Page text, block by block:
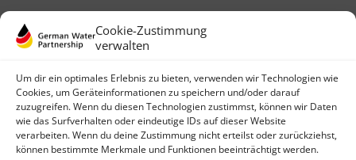
Cookie-Zustimmung
verwalten
Um dir ein optimales Erlebnis zu bieten, verwenden wir Technologien wie
Cookies, um Geräteinformationen zu speichern und/oder darauf
zuzugreifen. Wenn du diesen Technologien zustimmst, können wir Daten
wie das Surfverhalten oder eindeutige IDs auf dieser Website
verarbeiten. Wenn du deine Zustimmung nicht erteilst oder zurückziehst,
können bestimmte Merkmale und Funktionen beeinträchtigt werden.
German Water Partnership e.V.
Invalidenstraße 91
D-10115 Berlin